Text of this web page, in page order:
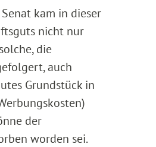
kam in dieser
nicht nur
die
auch
Grundstück in
der
worden sei.